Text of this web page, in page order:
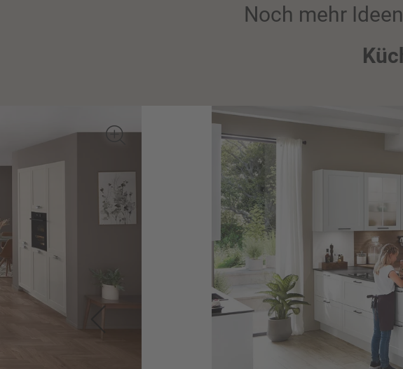
Noch mehr